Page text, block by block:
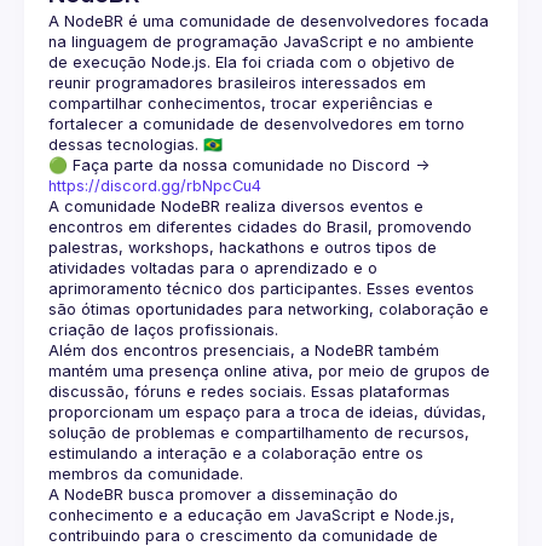
A NodeBR é uma comunidade de desenvolvedores focada
na linguagem de programação JavaScript e no ambiente
de execução Node.js. Ela foi criada com o objetivo de
reunir programadores brasileiros interessados em
compartilhar conhecimentos, trocar experiências e
fortalecer a comunidade de desenvolvedores em torno
🟢 Faça parte da nossa comunidade no Discord ->
https://discord.gg/rbNpcCu4
A comunidade NodeBR realiza diversos eventos e
encontros em diferentes cidades do Brasil, promovendo
palestras, workshops, hackathons e outros tipos de
atividades voltadas para o aprendizado e o
aprimoramento técnico dos participantes. Esses eventos
são ótimas oportunidades para networking, colaboração e
Além dos encontros presenciais, a NodeBR também
mantém uma presença online ativa, por meio de grupos de
discussão, fóruns e redes sociais. Essas plataformas
proporcionam um espaço para a troca de ideias, dúvidas,
solução de problemas e compartilhamento de recursos,
estimulando a interação e a colaboração entre os
A NodeBR busca promover a disseminação do
conhecimento e a educação em JavaScript e Node.js,
contribuindo para o crescimento da comunidade de